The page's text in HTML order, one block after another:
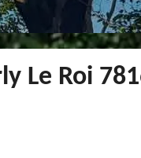
Le Roi